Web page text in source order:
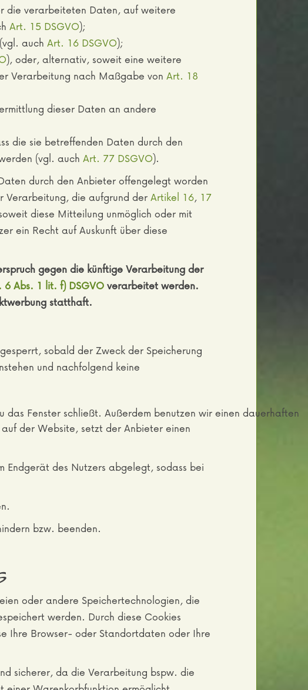
die verarbeiteten Daten, auf weitere
Art. 15 DSGVO);
auch Art. 16 DSGVO);
), oder, alternativ, soweit eine weitere
Verarbeitung nach Maßgabe von Art. 18
dieser Daten an andere
die sie betreffenden Daten durch den
(vgl. auch Art. 77 DSGVO).
durch den Anbieter offengelegt worden
Verarbeitung, die aufgrund derArtikel 16, 17
diese Mitteilung unmöglich oder mit
ein Recht auf Auskunft über diese
gegen die künftige Verarbeitung der
6 Abs. 1 lit. f) DSGVOverarbeitet werden.
statthaft.
sobald der Zweck der Speicherung
und nachfolgend keine
der Website, setzt der Anbieter einen
Endgerät des Nutzers abgelegt, sodass bei
bzw. beenden.
oder andere Speichertechnologien, die
werden. Durch diese Cookies
Ihre Browser- oder Standortdaten oder Ihre
sicherer, da die Verarbeitung bspw. die
Fenster schließt. Außerdem benutzen wir einen dauerhaften